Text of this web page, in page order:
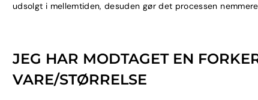
udsolgt i mellemtiden, desuden gør det processen
JEG HAR MODTAGET EN
VARE/STØRRELSE